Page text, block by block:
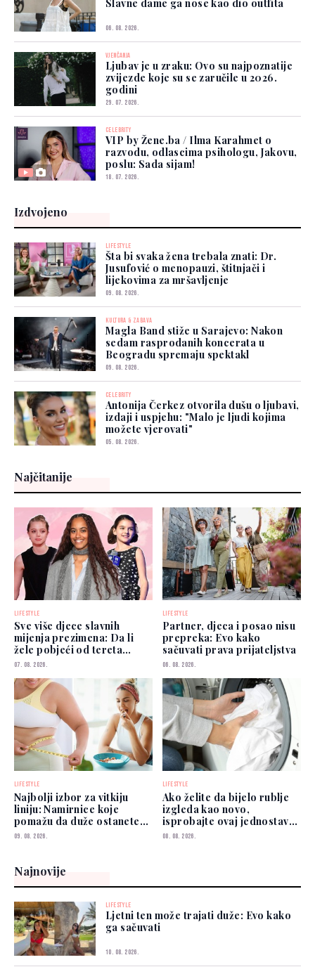
Slavne dame ga nose kao dio outfita
06. 08. 2026.
VJENČANJA
Ljubav je u zraku: Ovo su najpoznatije
zvijezde koje su se zaručile u 2026.
godini
29. 07. 2026.
CELEBRITY
VIP by Žene.ba / Ilma Karahmet o
razvodu, odlascima psihologu, Jakovu,
poslu: Sada sijam!
18. 07. 2026.
Izdvojeno
LIFESTYLE
Šta bi svaka žena trebala znati: Dr.
Jusufović o menopauzi, štitnjači i
lijekovima za mršavljenje
09. 08. 2026.
KULTURA & ZABAVA
Magla Band stiže u Sarajevo: Nakon
sedam rasprodanih koncerata u
Beogradu spremaju spektakl
09. 08. 2026.
CELEBRITY
Antonija Čerkez otvorila dušu o ljubavi,
izdaji i uspjehu: "Malo je ljudi kojima
možete vjerovati"
05. 08. 2026.
Najčitanije
LIFESTYLE
Sve više djece slavnih
mijenja prezimena: Da li
žele pobjeći od tereta
poznatih roditelja?
07. 08. 2026.
LIFESTYLE
Partner, djeca i posao nisu
prepreka: Evo kako
sačuvati prava prijateljstva
06. 08. 2026.
LIFESTYLE
Najbolji izbor za vitkiju
liniju: Namirnice koje
pomažu da duže ostanete
siti
09. 08. 2026.
LIFESTYLE
Ako želite da bijelo rublje
izgleda kao novo,
isprobajte ovaj jednostavan
savjet
08. 08. 2026.
Najnovije
LIFESTYLE
Ljetni ten može trajati duže: Evo kako
ga sačuvati
10. 08. 2026.